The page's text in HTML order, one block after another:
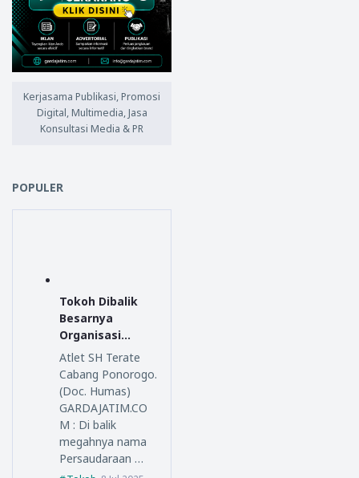
Kerjasama Publikasi, Promosi
Digital, Multimedia, Jasa
Konsultasi Media & PR
POPULER
Tokoh Dibalik
Besarnya
Organisasi
Persaudaraan
Setia Hati
Terate
Atlet SH Terate
Cabang Ponorogo.
(Doc. Humas)
GARDAJATIM.CO
M : Di balik
megahnya nama
Persaudaraan …